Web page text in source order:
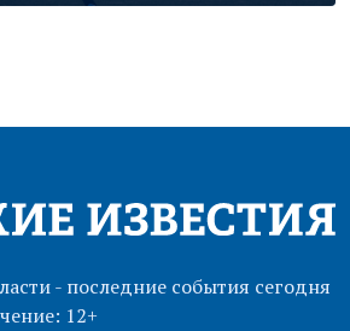
- последние события сегодня
12+